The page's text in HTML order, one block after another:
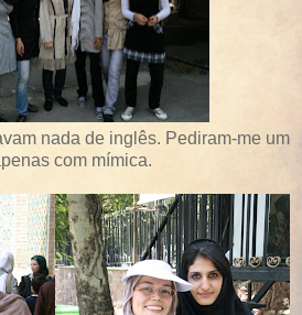
nada de inglês. Pediram-me um
com mímica.